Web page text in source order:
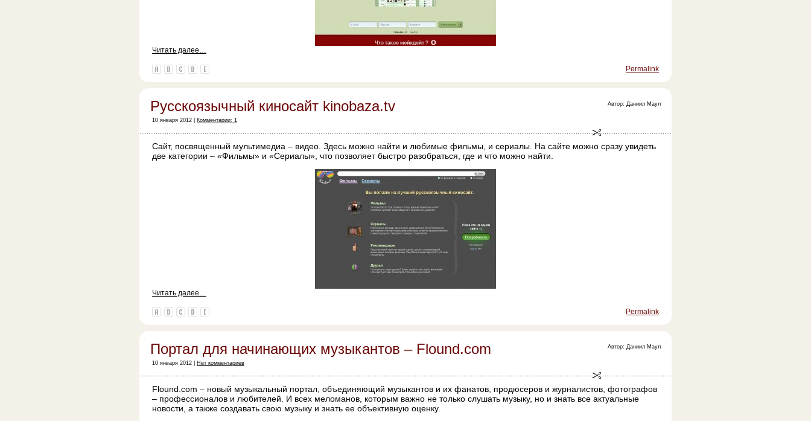
Читать далее…
Permalink
Русскоязычный киносайт kinobaza.tv
10 января 2012 | Комментарии: 1
Автор: Даниил Маул
Сайт, посвященный мультимедиа – видео. Здесь можно найти и любимые фильмы, и сериалы. На сайте можно сразу увидеть
две категории – «Фильмы» и «Сериалы», что позволяет быстро разобраться, где и что можно найти.
Читать далее…
Permalink
Портал для начинающих музыкантов – Flound.com
10 января 2012 | Нет комментариев
Автор: Даниил Маул
Flound.com – новый музыкальный портал, объединяющий музыкантов и их фанатов, продюсеров и журналистов, фотографов
– профессионалов и любителей. И всех меломанов, которым важно не только слушать музыку, но и знать все актуальные
новости, а также создавать свою музыку и знать ее объективную оценку.